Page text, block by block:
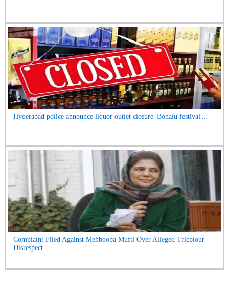
Hyderabad police announce liquor outlet closure 'Bonalu festival'...
Complaint Filed Against Mehbooba Mufti Over Alleged Tricolour
Disrespect...